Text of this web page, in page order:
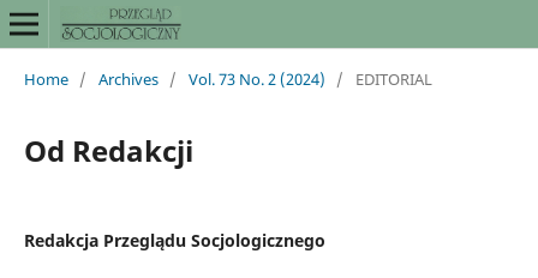
Home / Archives / Vol. 73 No. 2 (2024) / EDITORIAL
Od Redakcji
Redakcja Przeglądu Socjologicznego